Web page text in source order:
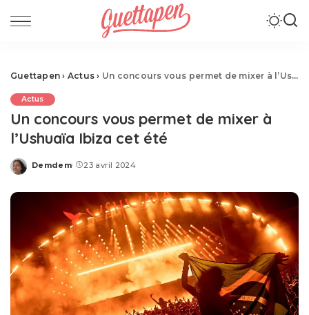
Guettapen › Actus › Un concours vous permet de mixer à l’Ushuaïa Ibiza cet été
Actus
Un concours vous permet de mixer à
l’Ushuaïa Ibiza cet été
Posted
Demdem 23 avril 2024